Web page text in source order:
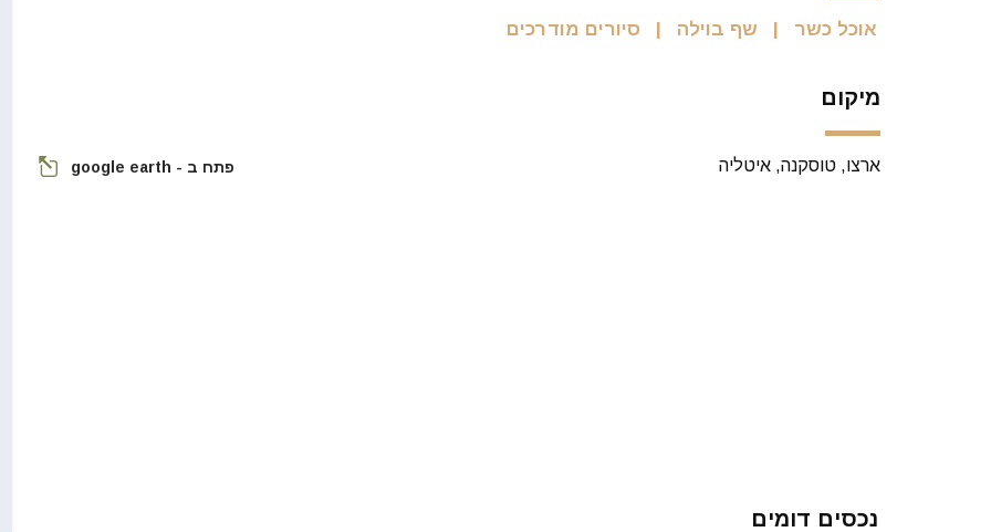
אוכל כשר שף בוילה סיורים מודרכים
מיקום
ארצו, טוסקנה, איטליה פתח ב - google earth
נכסים דומים